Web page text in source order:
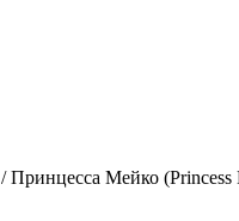
/ Принцесса Мейко (Princess